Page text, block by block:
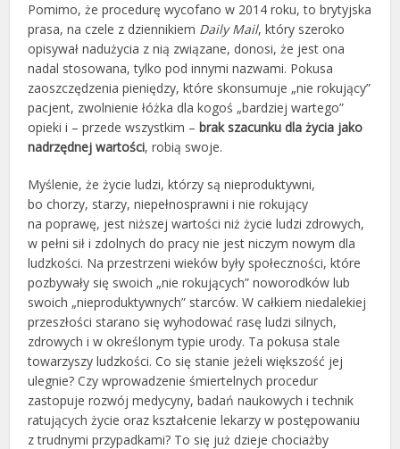
Pomimo, że procedurę wycofano w 2014 roku, to brytyjska
prasa, na czele z dziennikiem Daily Mail, który szeroko
opisywał nadużycia z nią związane, donosi, że jest ona
nadal stosowana, tylko pod innymi nazwami. Pokusa
zaoszczędzenia pieniędzy, które skonsumuje „nie rokujący”
pacjent, zwolnienie łóżka dla kogoś „bardziej wartego”
opieki i – przede wszystkim –brak szacunku dla życia jako
nadrzędnej wartości, robią swoje.
Myślenie, że życie ludzi, którzy są nieproduktywni,
bo chorzy, starzy, niepełnosprawni i nie rokujący
na poprawę, jest niższej wartości niż życie ludzi zdrowych,
w pełni sił i zdolnych do pracy nie jest niczym nowym dla
ludzkości. Na przestrzeni wieków były społeczności, które
pozbywały się swoich „nie rokujących” noworodków lub
swoich „nieproduktywnych” starców. W całkiem niedalekiej
przeszłości starano się wyhodować rasę ludzi silnych,
zdrowych i w określonym typie urody. Ta pokusa stale
towarzyszy ludzkości. Co się stanie jeżeli większość jej
ulegnie? Czy wprowadzenie śmiertelnych procedur
zastopuje rozwój medycyny, badań naukowych i technik
ratujących życie oraz kształcenie lekarzy w postępowaniu
z trudnymi przypadkami? To się już dzieje chociażby